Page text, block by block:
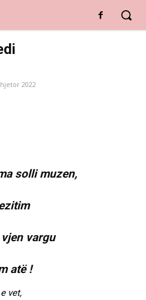
2022
solli muzen,
vargu
atë !
vet,